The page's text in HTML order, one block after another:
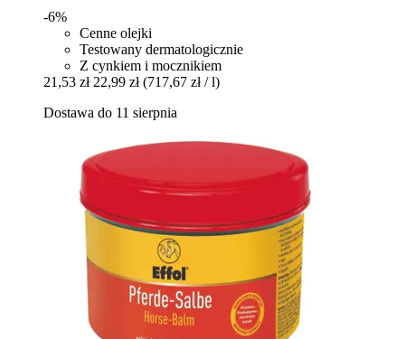
-6%
Cenne olejki
Testowany dermatologicznie
Z cynkiem i mocznikiem
21,53 zł 22,99 zł (717,67 zł / l)
Dostawa do 11 sierpnia